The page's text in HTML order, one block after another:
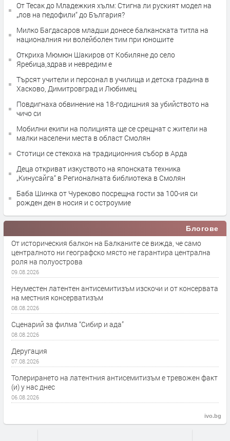
От Тесак до Младежкия хълм: Стигна ли руският модел на
„лов на педофили“ до България?
Милко Багдасаров младши донесе балканската титла на
националния ни волейболен тим при юношите
Откриха Мюмюн Шакиров от Кобиляне до село
Яребица,здрав и невредим е
Търсят учители и персонал в училища и детска градина в
Хасково, Димитровград и Любимец
Повдигнаха обвинение на 18-годишния за убийството на
чичо си
Мобилни екипи на полицията ще се срещнат с жители на
малки населени места в област Смолян
Стотици се стекоха на традиционния събор в Арда
Деца откриват изкуството на японската техника
„Кинусайга“ в Регионалната библиотека в Смолян
Баба Шинка от Чуреково посрещна гости за 100-ия си
рожден ден в носия и с остроумие
Блогове
От историческия балкон на Балканите се вижда, че само
централното ни географско място не гарантира централна
роля на полуострова
09.08.2026
Неуместен латентен антисемитизъм изскочи и от консервата
на местния консерватизъм
08.08.2026
Сценарий за филма “Сибир и ада”
08.08.2026
Деругация
07.08.2026
Толерирането на латентния антисемитизъм е тревожен факт
(и) у нас днес
06.08.2026
ivo.bg